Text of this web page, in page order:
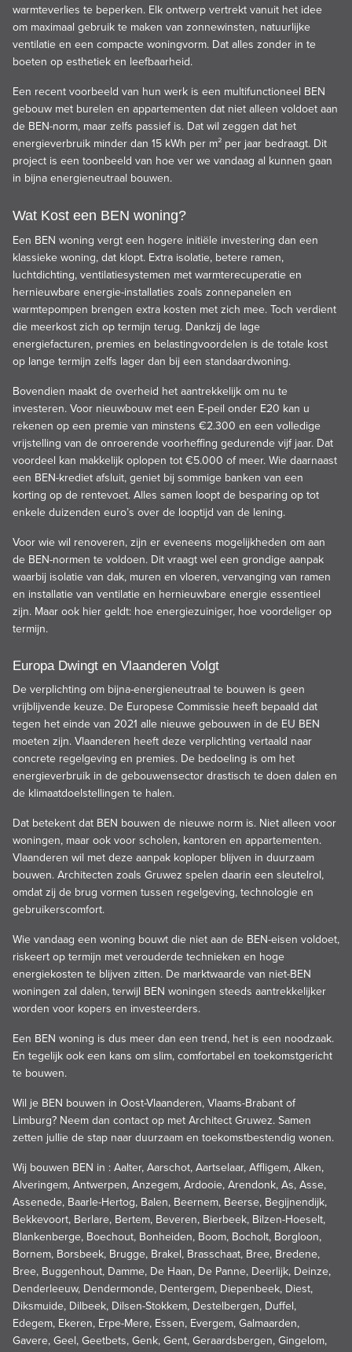
warmteverlies te beperken. Elk ontwerp vertrekt vanuit het idee
om maximaal gebruik te maken van zonnewinsten, natuurlijke
ventilatie en een compacte woningvorm. Dat alles zonder in te
boeten op esthetiek en leefbaarheid.
Een recent voorbeeld van hun werk is een multifunctioneel BEN
gebouw met burelen en appartementen dat niet alleen voldoet aan
de BEN-norm, maar zelfs passief is. Dat wil zeggen dat het
energieverbruik minder dan 15 kWh per m² per jaar bedraagt. Dit
project is een toonbeeld van hoe ver we vandaag al kunnen gaan
in bijna energieneutraal bouwen.
Wat Kost een BEN woning?
Een BEN woning vergt een hogere initiële investering dan een
klassieke woning, dat klopt. Extra isolatie, betere ramen,
luchtdichting, ventilatiesystemen met warmterecuperatie en
hernieuwbare energie-installaties zoals zonnepanelen en
warmtepompen brengen extra kosten met zich mee. Toch verdient
die meerkost zich op termijn terug. Dankzij de lage
energiefacturen, premies en belastingvoordelen is de totale kost
op lange termijn zelfs lager dan bij een standaardwoning.
Bovendien maakt de overheid het aantrekkelijk om nu te
investeren. Voor nieuwbouw met een E-peil onder E20 kan u
rekenen op een premie van minstens €2.300 en een volledige
vrijstelling van de onroerende voorheffing gedurende vijf jaar. Dat
voordeel kan makkelijk oplopen tot €5.000 of meer. Wie daarnaast
een BEN-krediet afsluit, geniet bij sommige banken van een
korting op de rentevoet. Alles samen loopt de besparing op tot
enkele duizenden euro’s over de looptijd van de lening.
Voor wie wil renoveren, zijn er eveneens mogelijkheden om aan
de BEN-normen te voldoen. Dit vraagt wel een grondige aanpak
waarbij isolatie van dak, muren en vloeren, vervanging van ramen
en installatie van ventilatie en hernieuwbare energie essentieel
zijn. Maar ook hier geldt: hoe energiezuiniger, hoe voordeliger op
termijn.
Europa Dwingt en Vlaanderen Volgt
De verplichting om bijna-energieneutraal te bouwen is geen
vrijblijvende keuze. De Europese Commissie heeft bepaald dat
tegen het einde van 2021 alle nieuwe gebouwen in de EU BEN
moeten zijn. Vlaanderen heeft deze verplichting vertaald naar
concrete regelgeving en premies. De bedoeling is om het
energieverbruik in de gebouwensector drastisch te doen dalen en
de klimaatdoelstellingen te halen.
Dat betekent dat BEN bouwen de nieuwe norm is. Niet alleen voor
woningen, maar ook voor scholen, kantoren en appartementen.
Vlaanderen wil met deze aanpak koploper blijven in duurzaam
bouwen. Architecten zoals Gruwez spelen daarin een sleutelrol,
omdat zij de brug vormen tussen regelgeving, technologie en
gebruikerscomfort.
Wie vandaag een woning bouwt die niet aan de BEN-eisen voldoet,
riskeert op termijn met verouderde technieken en hoge
energiekosten te blijven zitten. De marktwaarde van niet-BEN
woningen zal dalen, terwijl BEN woningen steeds aantrekkelijker
worden voor kopers en investeerders.
Een BEN woning is dus meer dan een trend, het is een noodzaak.
En tegelijk ook een kans om slim, comfortabel en toekomstgericht
te bouwen.
Wil je BEN bouwen in Oost-Vlaanderen, Vlaams-Brabant of
Limburg? Neem dan contact op met Architect Gruwez. Samen
zetten jullie de stap naar duurzaam en toekomstbestendig wonen.
Wij bouwen BEN in : Aalter, Aarschot, Aartselaar, Affligem, Alken,
Alveringem, Antwerpen, Anzegem, Ardooie, Arendonk, As, Asse,
Assenede, Baarle-Hertog, Balen, Beernem, Beerse, Begijnendijk,
Bekkevoort, Berlare, Bertem, Beveren, Bierbeek, Bilzen-Hoeselt,
Blankenberge, Boechout, Bonheiden, Boom, Bocholt, Borgloon,
Bornem, Borsbeek, Brugge, Brakel, Brasschaat, Bree, Bredene,
Bree, Buggenhout, Damme, De Haan, De Panne, Deerlijk, Deinze,
Denderleeuw, Dendermonde, Dentergem, Diepenbeek, Diest,
Diksmuide, Dilbeek, Dilsen-Stokkem, Destelbergen, Duffel,
Edegem, Ekeren, Erpe-Mere, Essen, Evergem, Galmaarden,
Gavere, Geel, Geetbets, Genk, Gent, Geraardsbergen, Gingelom,